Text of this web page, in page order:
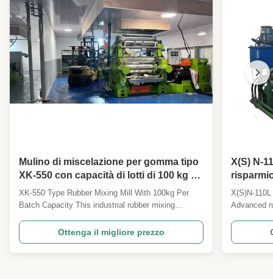
Operation Mode: Manuale/semiautomatico/automatico
High Light:
Attrezzature per il taglio della gomma a
basso rumore
,
Macchina di taglio di gomma da taglio
pulito
,
Macchina di taglio della gomma DC53 per
stampi di acciaio
Mulino di miscelazione per gomma tipo
XK-550 con capacità di lotti di 100 kg e
lunghezza di lavoro del rotolo di 1500
mm
XK-550 Type Rubber Mixing Mill With 100kg Per
Batch Capacity This industrial rubber mixing
Open Mixing Mill for efficient two-stage processing,
delivering superior mixing quality and production
capacity of 100kg per batch. Two-Stage Mixing
Ottenga il migliore prezzo
X(S) N-
basso
X(S)N-
Advanced
operation
Asked
volume